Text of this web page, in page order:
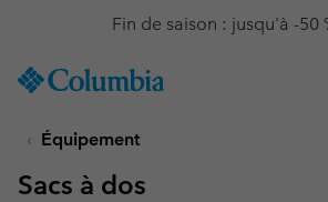
TO
SKIP
MAIN
Remise de 10 % à saisir
Équipement
Sacs à dos